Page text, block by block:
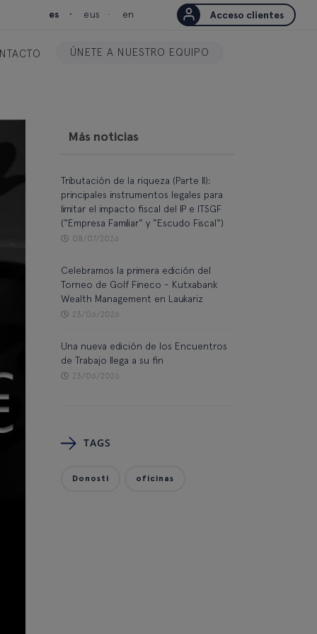
es eus en Acceso clientes
ÚNETE A NUESTRO EQUIPO
Más noticias
Tributación de la riqueza (Parte II):
principales instrumentos legales para
limitar el impacto fiscal del IP e ITSGF
("Empresa Familiar" y "Escudo Fiscal")
08/07/2026
Celebramos la primera edición del
Torneo de Golf Fineco - Kutxabank
Wealth Management en Laukariz
23/06/2026
Una nueva edición de los Encuentros
de Trabajo llega a su fin
23/06/2026
TAGS
Donosti oficinas